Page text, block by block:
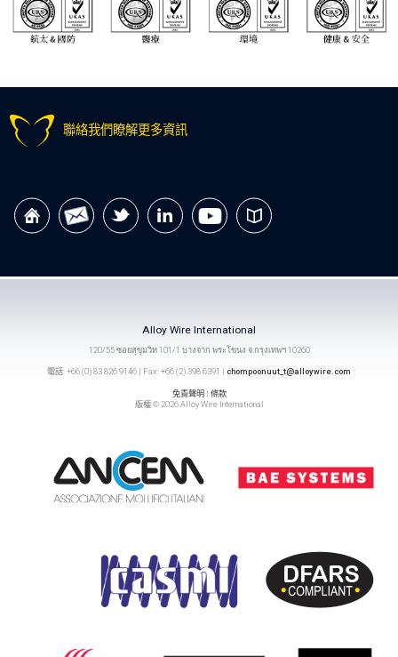
聯絡我們瞭解更多資訊
Alloy Wire International
120/55 ซอยสุขุมวิท 101/1 บางจาก พระโขนง จ.กรุงเทพฯ 10260
電話: +66 (0) 83 826 9146 | Fax: +66 (2) 398 6391 | chompoonuut_t@alloywire.com
免責聲明
條款
版權 © 2026 Alloy Wire International